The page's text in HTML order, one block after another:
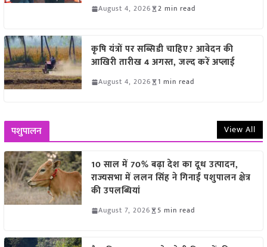
August 4, 2026 2 min read
कृषि यंत्रों पर सब्सिडी चाहिए? आवेदन की
आखिरी तारीख 4 अगस्त, जल्द करें अप्लाई
August 4, 2026 1 min read
पशुपालन View All
10 साल में 70% बढ़ा देश का दूध उत्पादन,
राज्यसभा में ललन सिंह ने गिनाईं पशुपालन क्षेत्र
की उपलब्धियां
August 7, 2026 5 min read